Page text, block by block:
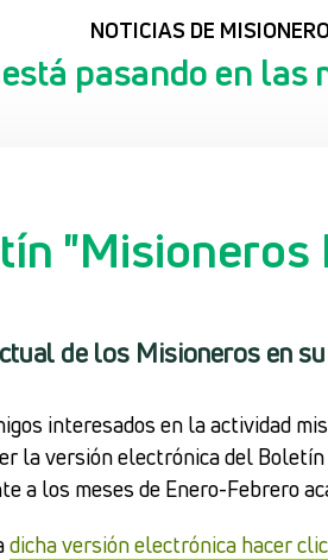
NOTICIAS DE
pasando en las
"Misioneros
de los Misioneros en su
interesados en la actividad
la versión electrónica del Boletín
a los meses de Enero-Febrero
dicha versión electrónica hacer